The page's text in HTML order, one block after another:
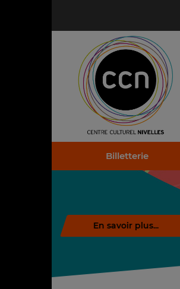
Billetterie
Télécharger la